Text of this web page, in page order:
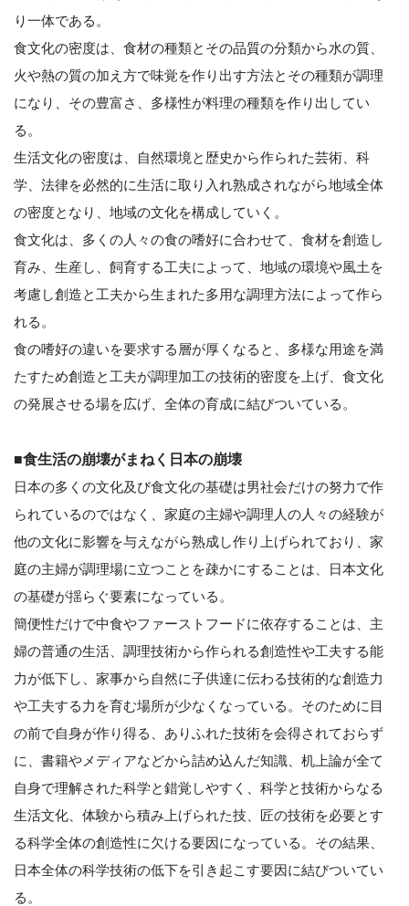
り一体である。
食文化の密度は、食材の種類とその品質の分類から水の質、
火や熱の質の加え方で味覚を作り出す方法とその種類が調理
になり、その豊富さ、多様性が料理の種類を作り出してい
る。
生活文化の密度は、自然環境と歴史から作られた芸術、科
学、法律を必然的に生活に取り入れ熟成されながら地域全体
の密度となり、地域の文化を構成していく。
食文化は、多くの人々の食の嗜好に合わせて、食材を創造し
育み、生産し、飼育する工夫によって、地域の環境や風土を
考慮し創造と工夫から生まれた多用な調理方法によって作ら
れる。
食の嗜好の違いを要求する層が厚くなると、多様な用途を満
たすため創造と工夫が調理加工の技術的密度を上げ、食文化
の発展させる場を広げ、全体の育成に結びついている。
■食生活の崩壊がまねく日本の崩壊
日本の多くの文化及び食文化の基礎は男社会だけの努力で作
られているのではなく、家庭の主婦や調理人の人々の経験が
他の文化に影響を与えながら熟成し作り上げられており、家
庭の主婦が調理場に立つことを疎かにすることは、日本文化
の基礎が揺らぐ要素になっている。
簡便性だけで中食やファーストフードに依存することは、主
婦の普通の生活、調理技術から作られる創造性や工夫する能
力が低下し、家事から自然に子供達に伝わる技術的な創造力
や工夫する力を育む場所が少なくなっている。そのために目
の前で自身が作り得る、ありふれた技術を会得されておらず
に、書籍やメディアなどから詰め込んだ知識、机上論が全て
自身で理解された科学と錯覚しやすく、科学と技術からなる
生活文化、体験から積み上げられた技、匠の技術を必要とす
る科学全体の創造性に欠ける要因になっている。その結果、
日本全体の科学技術の低下を引き起こす要因に結びついてい
る。